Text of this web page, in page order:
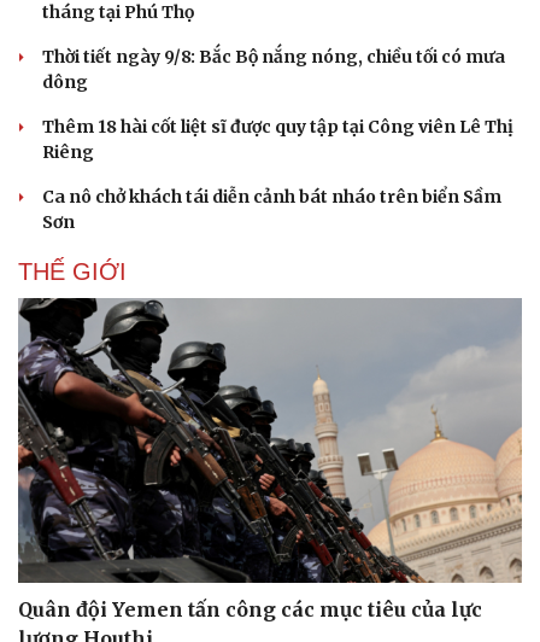
tháng tại Phú Thọ
Thời tiết ngày 9/8: Bắc Bộ nắng nóng, chiều tối có mưa
dông
Thêm 18 hài cốt liệt sĩ được quy tập tại Công viên Lê Thị
Riêng
Ca nô chở khách tái diễn cảnh bát nháo trên biển Sầm
Sơn
THẾ GIỚI
Quân đội Yemen tấn công các mục tiêu của lực